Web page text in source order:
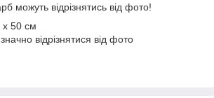
можуть відрізнятись від фото!
х 50 см
відрізнятися від фото